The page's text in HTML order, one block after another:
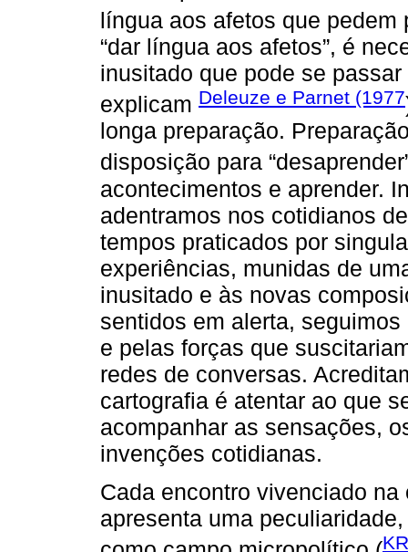
língua aos afetos que pedem
“dar língua aos afetos”, é
inusitado que pode se passar
explicam Deleuze e Parnet (1977
longa preparação.
disposição para
acontecimentos e aprender.
adentramos nos cotidianos
tempos praticados por
experiências, munidas de
inusitado e às novas
sentidos em alerta,
e pelas forças que
redes de conversas.
cartografia é atentar ao que
acompanhar as sensações,
invenções cotidianas.
Cada encontro vivenciado
apresenta uma